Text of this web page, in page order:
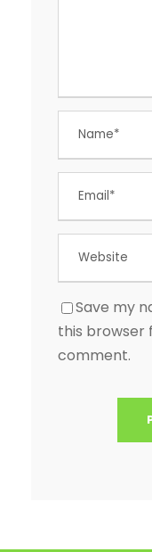
Save my
this browser
comment.